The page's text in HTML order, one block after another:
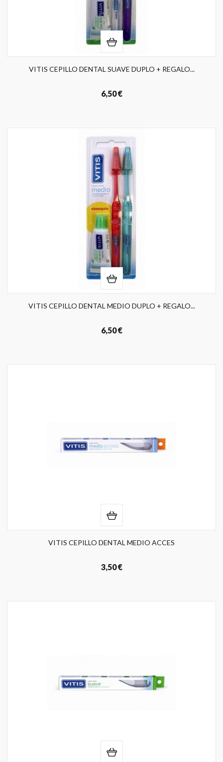
VITIS CEPILLO DENTAL SUAVE DUPLO + REGALO...
6,50 €
VITIS CEPILLO DENTAL MEDIO DUPLO + REGALO...
6,50 €
VITIS CEPILLO DENTAL MEDIO ACCES
3,50 €